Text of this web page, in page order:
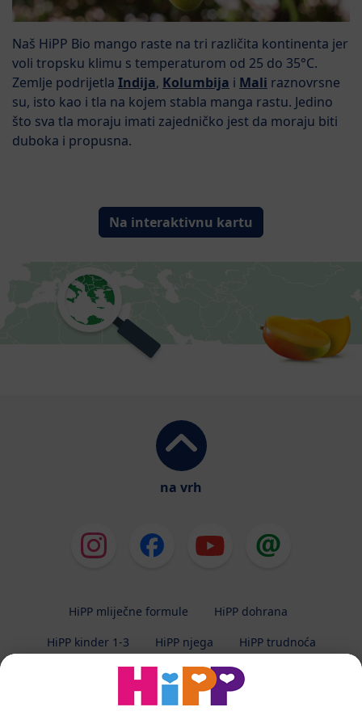
Naš HiPP Bio mango raste na tri različita kontinenta jer
voli tropsku klimu s temperaturom od 25 do 35°C.
Zemlje podrijetla Indija, Kolumbija i Mali raznovrsne
su, isto kao i tla na kojem stabla manga rastu. Jedino
što sva tla moraju imati zajedničko jest da moraju biti
duboka i propusna.
Na interaktivnu kartu
na vrh
HiPP mliječne formule
HiPP dohrana
HiPP kinder 1-3
HiPP njega HiPP trudnoća
Zaštita privatnosti
Uvjeti korištenja